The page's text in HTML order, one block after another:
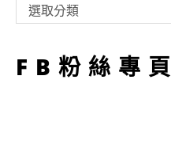
型
選取分類
FB粉絲專頁